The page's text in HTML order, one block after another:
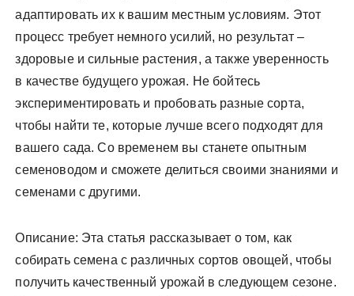
адаптировать их к вашим местным условиям. Этот
процесс требует немного усилий, но результат –
здоровые и сильные растения, а также уверенность
в качестве будущего урожая. Не бойтесь
экспериментировать и пробовать разные сорта,
чтобы найти те, которые лучше всего подходят для
вашего сада. Со временем вы станете опытным
семеноводом и сможете делиться своими знаниями и
семенами с другими.
Описание: Эта статья рассказывает о том, как
собирать семена с различных сортов овощей, чтобы
получить качественный урожай в следующем сезоне.